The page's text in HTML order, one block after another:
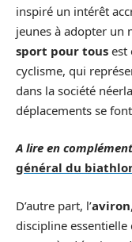
inspiré un intérêt
jeunes à adopter un
sport pour tous est
cyclisme, qui
dans la société
déplacements se
A lire en
général du
D’autre part, l’aviron
discipline essentielle